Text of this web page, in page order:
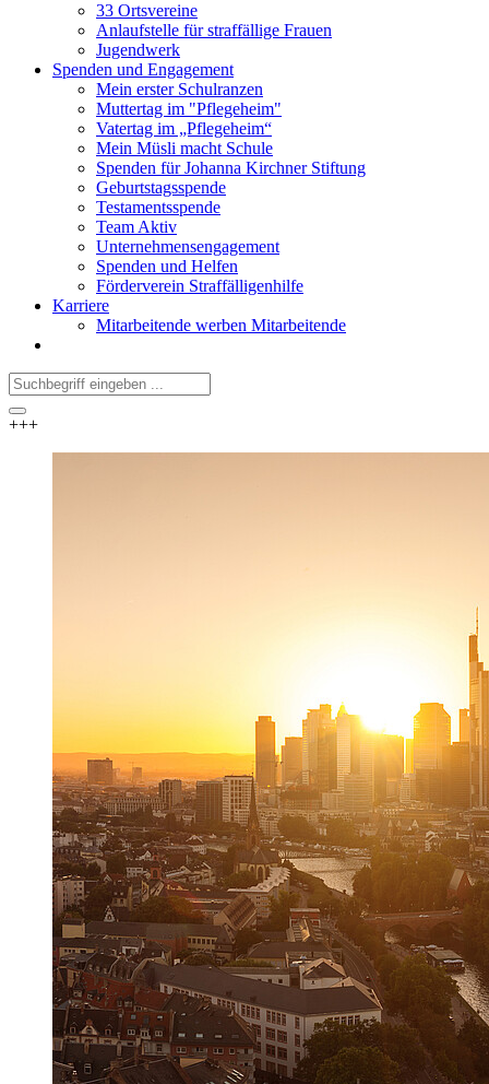
33 Ortsvereine
Anlaufstelle für straffällige Frauen
Jugendwerk
Spenden und Engagement
Mein erster Schulranzen
Muttertag im "Pflegeheim"
Vatertag im „Pflegeheim“
Mein Müsli macht Schule
Spenden für Johanna Kirchner Stiftung
Geburtstagsspende
Testamentsspende
Team Aktiv
Unternehmensengagement
Spenden und Helfen
Förderverein Straffälligenhilfe
Karriere
Mitarbeitende werben Mitarbeitende
+++